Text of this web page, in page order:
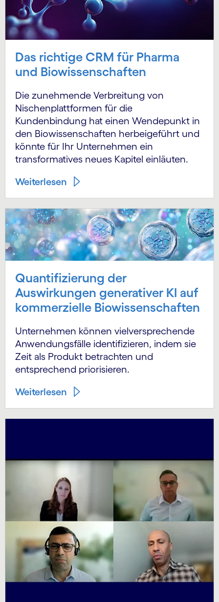
Das richtige CRM für Pharma
und Biowissenschaften
Die zunehmende Verbreitung von
Nischenplattformen für die
Kundenbindung hat einen Wendepunkt in
den Biowissenschaften herbeigeführt und
könnte für Ihr Unternehmen ein
transformatives neues Kapitel einläuten.
Weiterlesen
Quantifizierung der
Auswirkungen generativer KI auf
kommerzielle Biowissenschaften
Unternehmen können vielversprechende
Anwendungsfälle identifizieren, indem sie
Zeit als Produkt betrachten und
entsprechend priorisieren.
Weiterlesen